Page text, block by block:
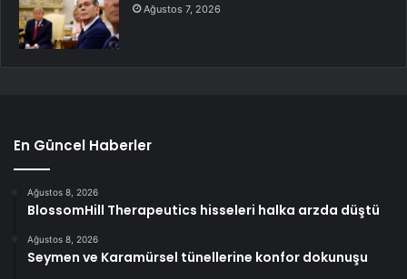
Ağustos 7, 2026
En Güncel Haberler
Ağustos 8, 2026
BlossomHill Therapeutics hisseleri halka arzda düştü
Ağustos 8, 2026
Seymen ve Karamürsel tünellerine konfor dokunuşu